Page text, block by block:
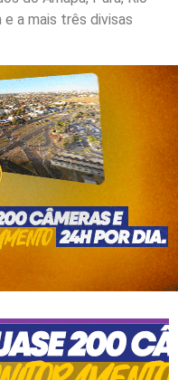
e a mais três divisas